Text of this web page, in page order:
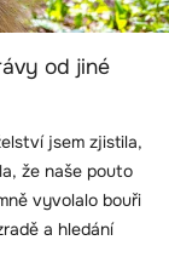
od jiné
jsem zjistila,
že naše pouto
vyvolalo bouři
a hledání